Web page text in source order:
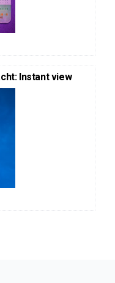
Instant view